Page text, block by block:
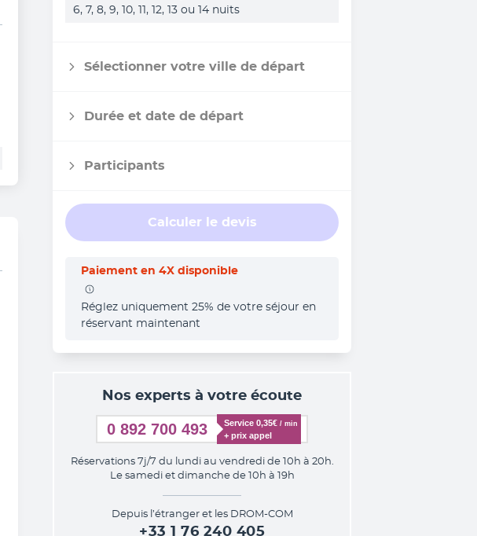
6, 7, 8, 9, 10, 11, 12, 13 ou 14 nuits
Sélectionner votre ville de départ
Durée et date de départ
Participants
Calculer le devis
Paiement en 4X disponible
Réglez uniquement 25% de votre séjour en
réservant maintenant
Nos experts à votre écoute
0 892 700 493 Service 0,35€ / min
+ prix appel
Réservations 7j/7 du lundi au vendredi de 10h à 20h.
Le samedi et dimanche de 10h à 19h
Depuis l’étranger et les DROM-COM
+33 1 76 240 405